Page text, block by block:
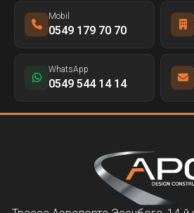
Mobil
0549 179 70 70
WhatsApp
0549 544 14 14